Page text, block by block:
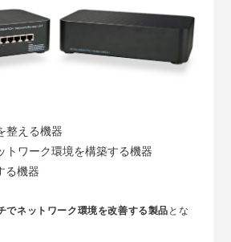
整える機器
トワーク環境を構築する機器
る機器
でネットワーク環境を改善する製品 とな